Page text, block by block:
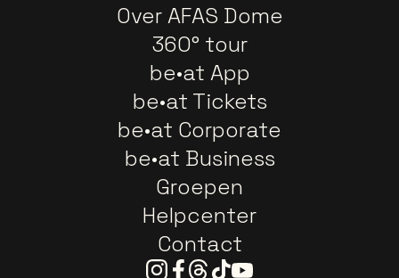
Over AFAS Dome
360° tour
be•at App
be•at Tickets
be•at Corporate
be•at Business
Groepen
Helpcenter
Contact
Instagram
Facebook
Threads
TiktokYoutube